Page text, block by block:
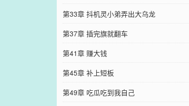
第33章 抖机灵小弟弄出大乌龙
第37章 插完旗就翻车
第41章 赚大钱
第45章 补上短板
第49章 吃瓜吃到我自己